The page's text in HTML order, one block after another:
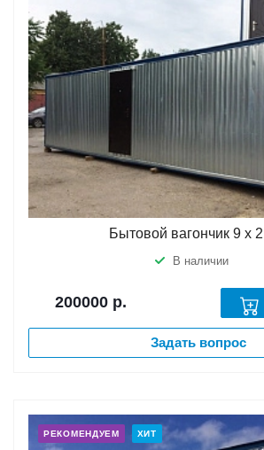
Бытовой вагончик 9 х
В наличии
200000 р.
Задать вопрос
РЕКОМЕНДУЕМ ХИТ